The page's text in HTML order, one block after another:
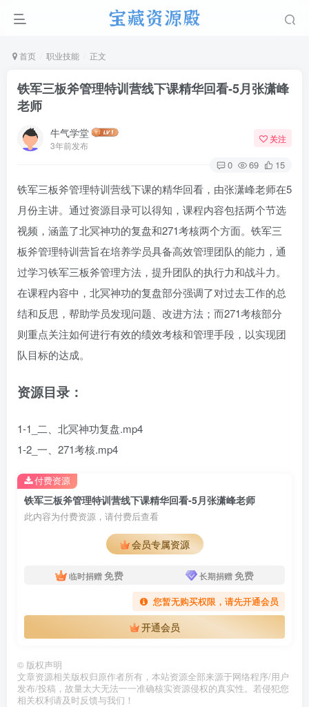
首页 职业技能 正文
铁军三板斧管理特训营线下课精华回看-5月张潇峰
老师
牛气学堂
3年前发布
关注
0 69 15
铁军三板斧管理特训营线下课的精华回看，由张潇峰老师在5
月份主讲。通过资源目录可以得知，课程内容包括两个节选
视频，涵盖了北冥神功的复盘和271考核两个方面。铁军三
板斧管理特训营旨在培养学员具备高效管理团队的能力，通
过学习铁军三板斧管理方法，提升团队的执行力和战斗力。
在课程内容中，北冥神功的复盘部分强调了对过去工作的总
结和反思，帮助学员发现问题、改进方法；而271考核部分
则重点关注如何进行有效的绩效考核和管理手段，以实现团
队目标的达成。
资源目录：
1-1_二、北冥神功复盘.mp4
1-2_一、271考核.mp4
铁军三板斧管理特训营线下课精华回看-5月张潇峰老师
此内容为付费资源，请付费后查看
会员专属资源
临时捐赠免费 长期捐赠免费
您暂无购买权限，请先开通会员
开通会员
付费资源
© 版权声明
文章资源相关版权归原作者所有，本站资源全部来源于网络程序/用户
发布/投稿，故量太大无法一一准确核实资源侵权的真实性。若侵犯您
相关权利请及时反馈与我们！